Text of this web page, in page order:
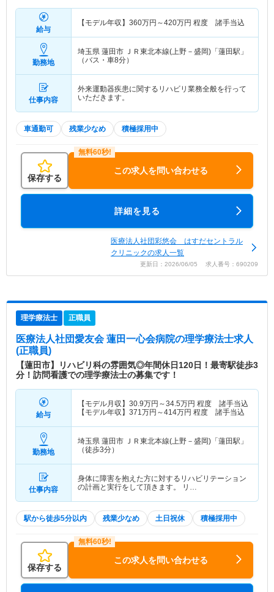
給与
【モデル年収】 360万円～420万円 程度 諸手当込
勤務地
埼玉県 蓮田市 ＪＲ東北本線(上野－盛岡)「蓮田駅」
（バス・車8分）
仕事内容
外来運動器疾患に関するリハビリ業務全般を行って
いただきます。
車通勤可 残業少なめ 積極採用中
保存する
この求人を問い合わせる
詳細を見る
医療法人社団彩悠会 はすだセントラル
クリニックの求人一覧
更新日：2026/06/05 求人番号：690209
理学療法士 正職員
医療法人社団愛友会 蓮田一心会病院の理学療法士求人
(正職員)
【蓮田市】リハビリ科の雰囲気◎年間休日120日！最寄駅徒歩3
分！訪問看護での理学療法士の募集です！
給与
【モデル月収】 30.9万円～34.5万円 程度 諸手当込
【モデル年収】 371万円～414万円 程度 諸手当込
勤務地
埼玉県 蓮田市 ＪＲ東北本線(上野－盛岡)「蓮田駅」
（徒歩3分）
仕事内容
身体に障害を抱えた方に対するリハビリテーション
の計画と実行をして頂きます。 リ…
駅から徒歩5分以内 残業少なめ 土日祝休 積極採用中
保存する
この求人を問い合わせる